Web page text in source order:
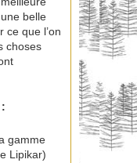
belle
ce que l’on
choses
gamme
Lipikar)